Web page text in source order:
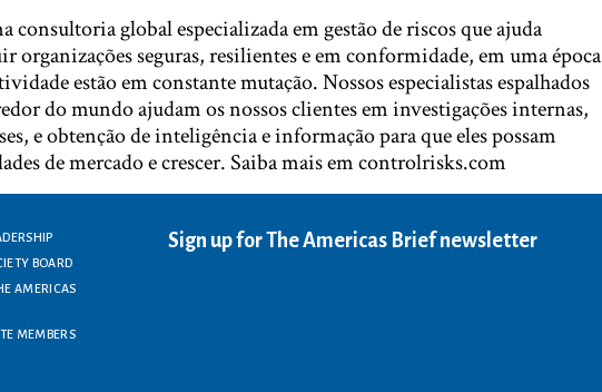
consultoria global especializada em gestão de riscos que ajuda
organizações seguras, resilientes e em conformidade, em uma época
estão em constante mutação. Nossos especialistas espalhados
do mundo ajudam os nossos clientes em investigações internas,
e obtenção de inteligência e informação para que eles possam
de mercado e crescer. Saiba mais em controlrisks.com
BOARD
AMERICAS
MEMBERS
Sign up for The Americas Brief newsletter